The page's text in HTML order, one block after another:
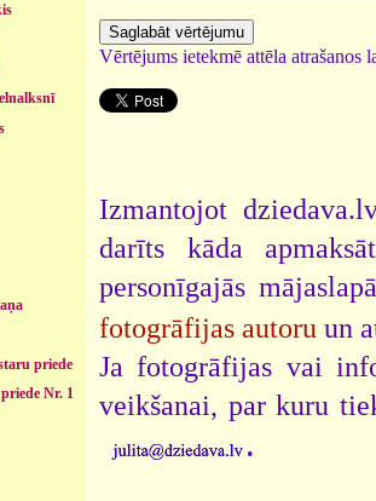
priede
Nr. 1
Vērtējums ietekmē attēla atrašanos
Izmantojot
darīts kāda
personīgajās
fotogrāfijas autoru un
Ja fotogrāfijas vai
veikšanai, par kuru
.